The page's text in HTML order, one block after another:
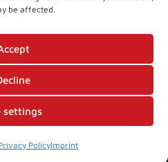
be affected.
settings
PolicyImprint